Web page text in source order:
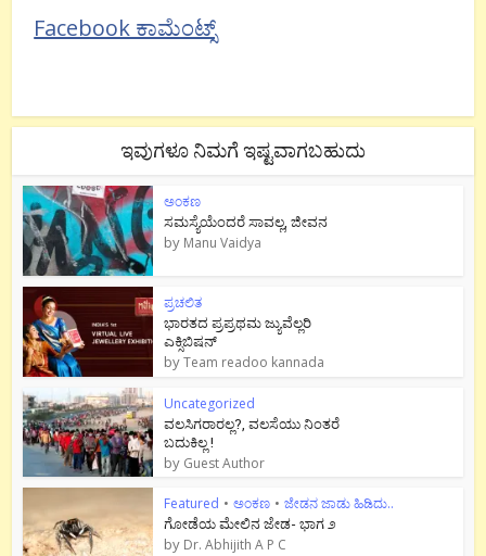
Facebook ಕಾಮೆಂಟ್ಸ್
ಇವುಗಳೂ ನಿಮಗೆ ಇಷ್ಟವಾಗಬಹುದು
ಅಂಕಣ
ಸಮಸ್ಯೆಯೆಂದರೆ ಸಾವಲ್ಲ, ಜೀವನ
by Manu Vaidya
ಪ್ರಚಲಿತ
ಭಾರತದ ಪ್ರಪ್ರಥಮ ಜ್ಯುವೆಲ್ಲರಿ
ಎಕ್ಸಿಬಿಷನ್
byTeam readoo kannada
Uncategorized
ವಲಸಿಗರಾರಲ್ಲ?, ವಲಸೆಯು ನಿಂತರೆ
ಬದುಕಿಲ್ಲ !
by Guest Author
Featured • ಅಂಕಣ • ಜೇಡನ ಜಾಡು ಹಿಡಿದು..
ಗೋಡೆಯ ಮೇಲಿನ ಜೇಡ- ಭಾಗ ೨
by Dr. Abhijith A P C